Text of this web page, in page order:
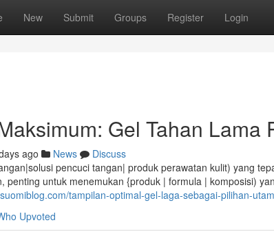
New Submit Groups Register Login
Gel Tahan Lama
ago News
Discuss
pencuci tangan| produk perawatan kulit) yang
penting untuk menemukan {produk | formula | komposisi)
tampilan-optimal-gel-laga-sebagai-pilihan-
Upvoted